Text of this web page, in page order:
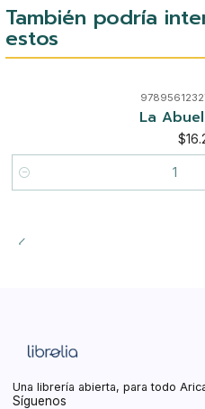
También podría
estos
La
Cantidad
Una librería abierta, para todo
Síguenos